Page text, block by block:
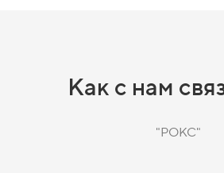
Как с нам
"РОКС"